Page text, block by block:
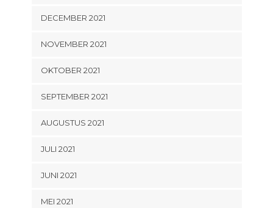
DECEMBER 2021
NOVEMBER 2021
OKTOBER 2021
SEPTEMBER 2021
AUGUSTUS 2021
JULI 2021
JUNI 2021
MEI 2021